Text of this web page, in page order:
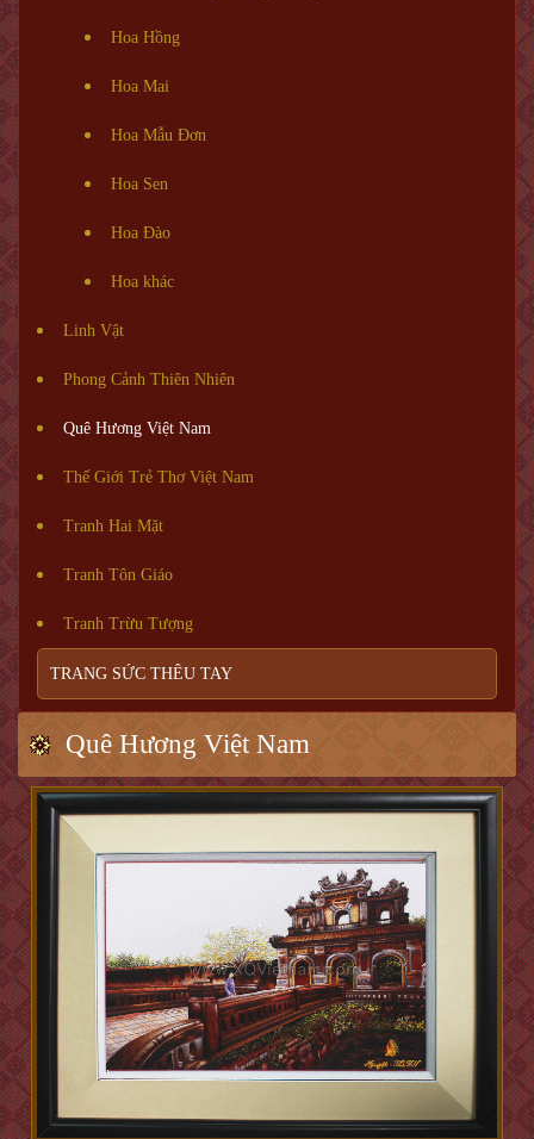
Hoa Hồng
Hoa Mai
Hoa Mẫu Đơn
Hoa Sen
Hoa Đào
Hoa khác
Linh Vật
Phong Cảnh Thiên Nhiên
Quê Hương Việt Nam
Thế Giới Trẻ Thơ Việt Nam
Tranh Hai Mặt
Tranh Tôn Giáo
Tranh Trừu Tượng
TRANG SỨC THÊU TAY
Quê Hương Việt Nam